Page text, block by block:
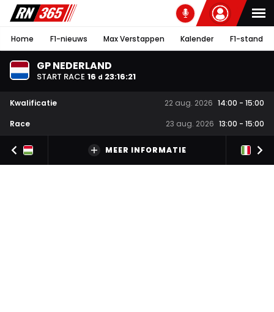
Home F1-nieuws Max Verstappen Kalender F1-stand
GP NEDERLAND
START RACE 16 d 23:16:20
Kwalificatie 22 aug. 2026 14:00 - 15:00
Race
23 aug. 2026 13:00 - 15:00
MEER INFORMATIE